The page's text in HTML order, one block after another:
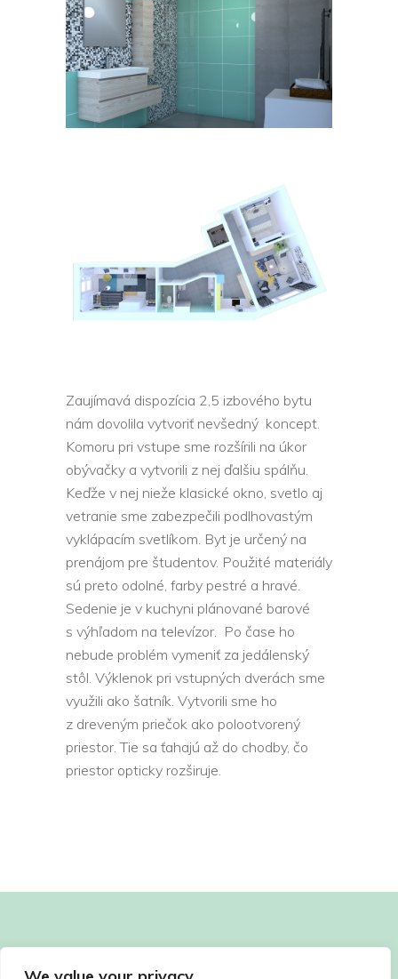
Zaujímavá dispozícia 2,5 izbového bytu
nám dovolila vytvoriť nevšedný koncept.
Komoru pri vstupe sme rozšírili na úkor
obývačky a vytvorili z nej ďalšiu spálňu.
Keďže v nej nieže klasické okno, svetlo aj
vetranie sme zabezpečili podlhovastým
vyklápacím svetlíkom. Byt je určený na
prenájom pre študentov. Použité materiály
sú preto odolné, farby pestré a hravé.
Sedenie je v kuchyni plánované barové
s výhľadom na televízor. Po čase ho
nebude problém vymeniť za jedálenský
stôl. Výklenok pri vstupných dverách sme
využili ako šatník. Vytvorili sme ho
z dreveným priečok ako polootvorený
priestor. Tie sa ťahajú až do chodby, čo
priestor opticky rozširuje.